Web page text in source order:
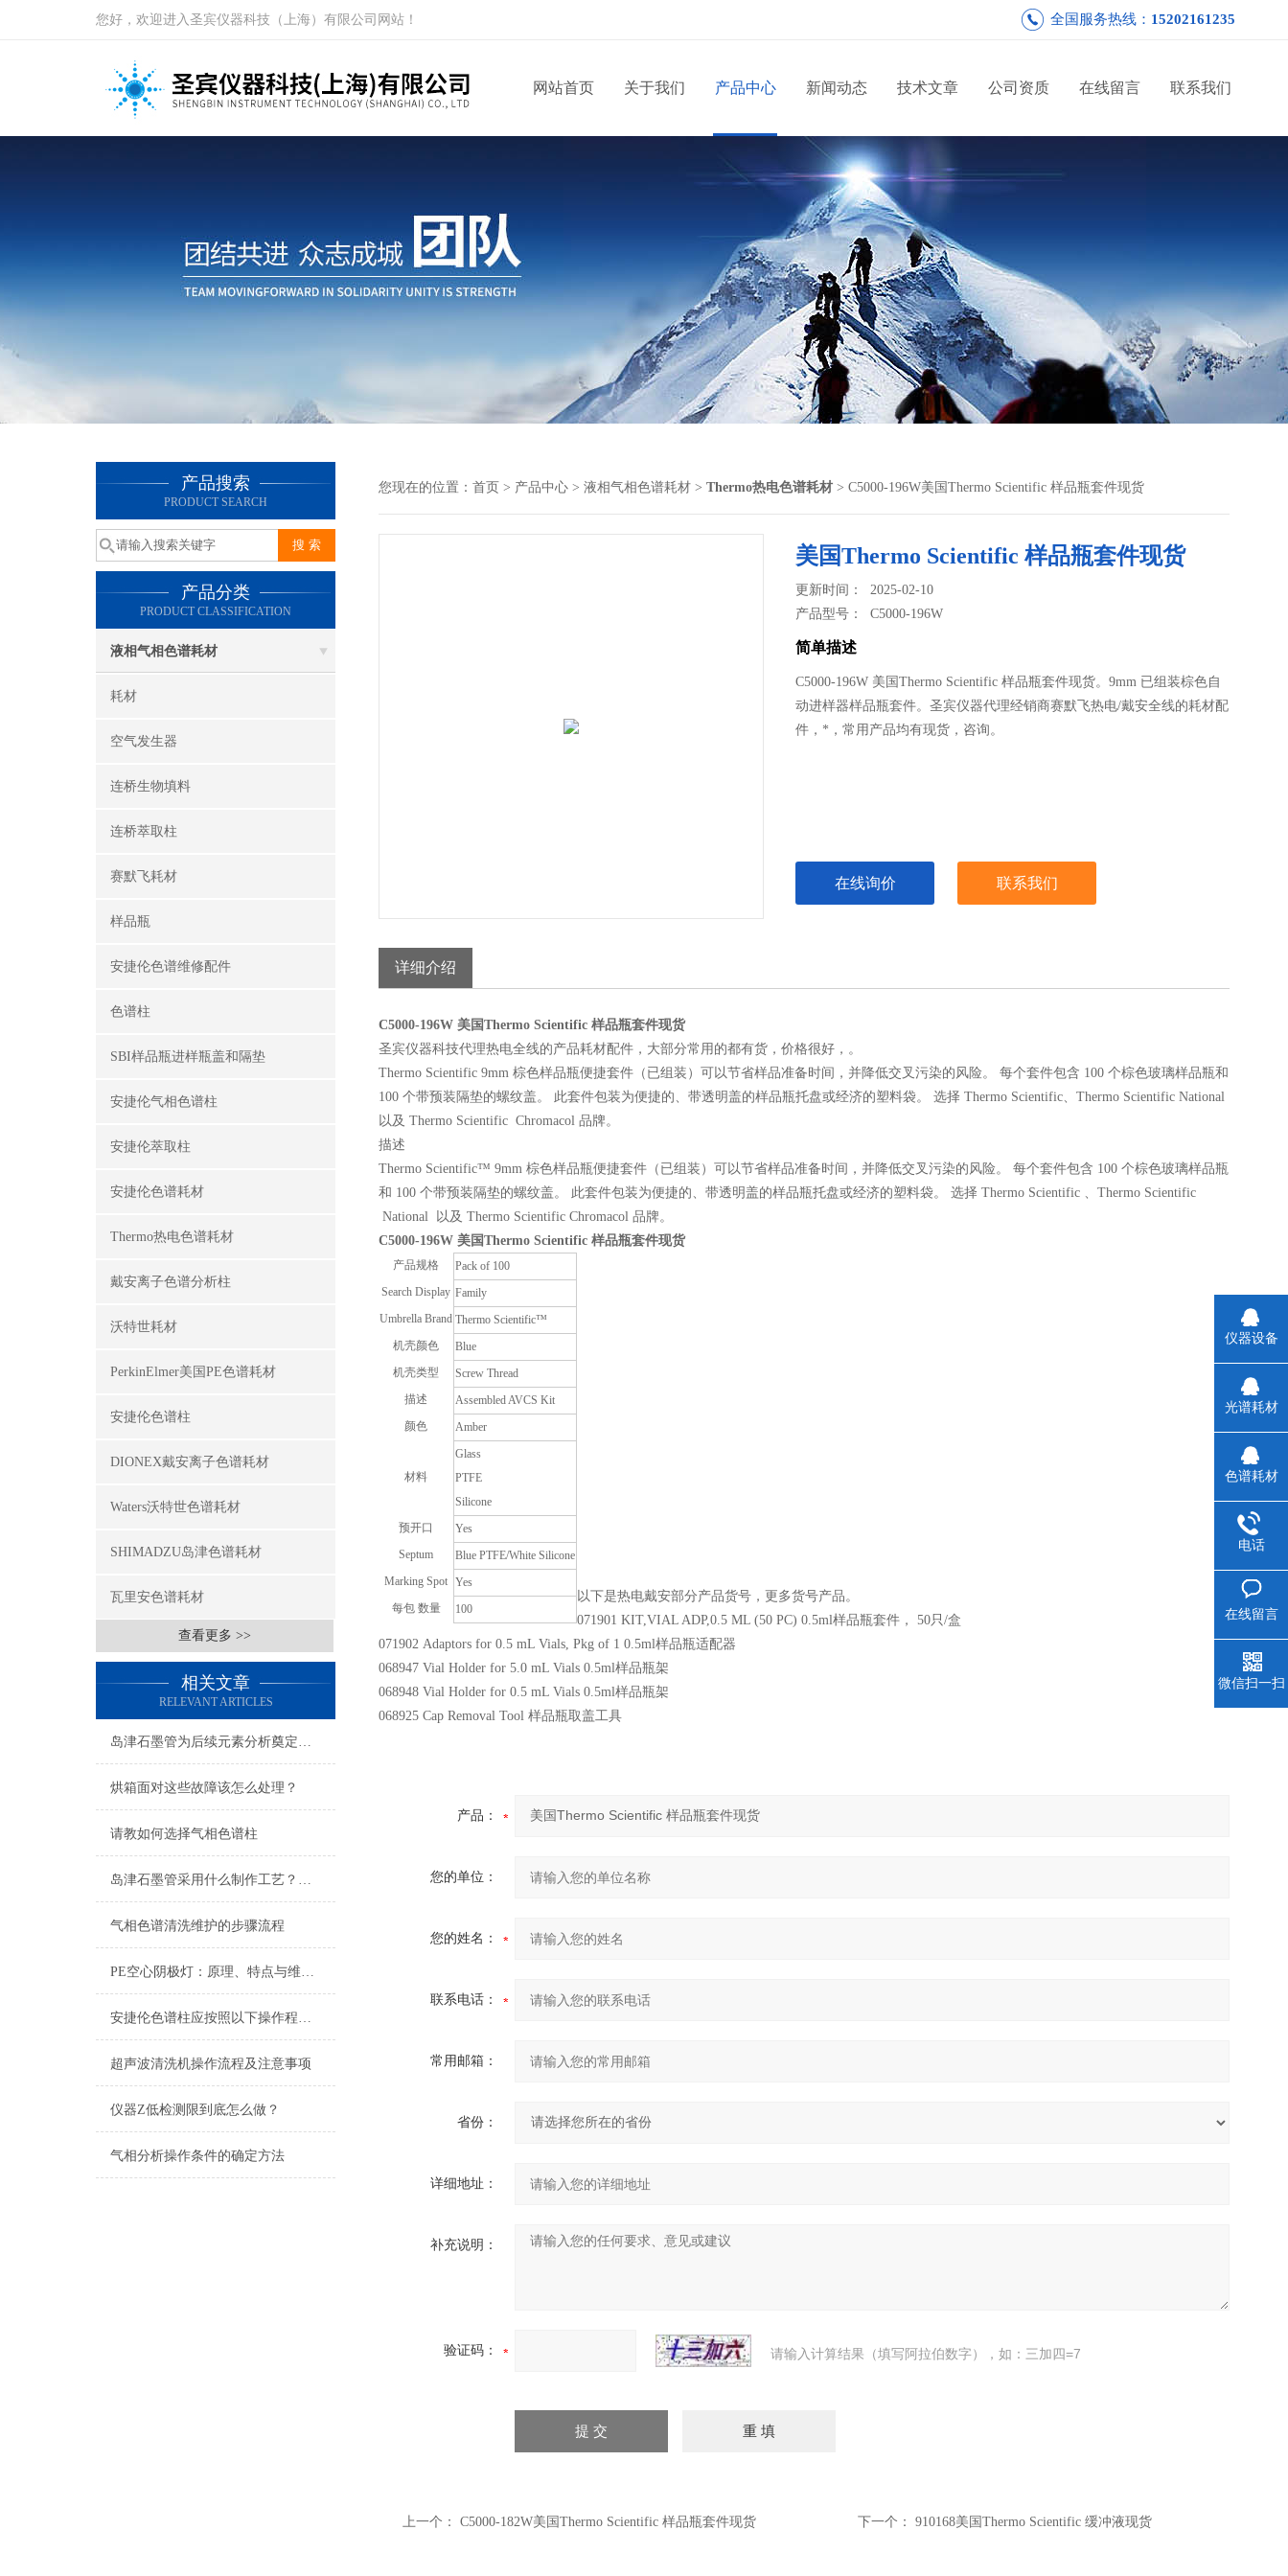
您好，欢迎进入圣宾仪器科技（上海）有限公司网站！ 全国服务热线： 15202161235
网站首页 关于我们 产品中心 新闻动态 技术文章 公司资质 在线留言 联系我们
产品搜索
PRODUCT SEARCH
产品分类
PRODUCT CLASSIFICATION
液相气相色谱耗材
耗材
空气发生器
连桥生物填料
连桥萃取柱
赛默飞耗材
样品瓶
安捷伦色谱维修配件
色谱柱
SBI样品瓶进样瓶盖和隔垫
安捷伦气相色谱柱
安捷伦萃取柱
安捷伦色谱耗材
Thermo热电色谱耗材
戴安离子色谱分析柱
沃特世耗材
PerkinElmer美国PE色谱耗材
安捷伦色谱柱
DIONEX戴安离子色谱耗材
Waters沃特世色谱耗材
SHIMADZU岛津色谱耗材
瓦里安色谱耗材
查看更多 >>
相关文章
RELEVANT ARTICLES
岛津石墨管为后续元素分析奠定基础
烘箱面对这些故障该怎么处理？
请教如何选择气相色谱柱
岛津石墨管采用什么制作工艺？一文就可以让你看懂
气相色谱清洗维护的步骤流程
PE空心阴极灯：原理、特点与维护指南
安捷伦色谱柱应按照以下操作程序进行维护
超声波清洗机操作流程及注意事项
仪器Z低检测限到底怎么做？
气相分析操作条件的确定方法
您现在的位置： 首页 > 产品中心 > 液相气相色谱耗材 > Thermo热电色谱耗材 > C5000-196W美国Thermo Scientific 样品瓶套件现货
美国Thermo Scientific 样品瓶套件现货
更新时间： 2025-02-10
产品型号：C5000-196W
简单描述
C5000-196W 美国Thermo Scientific 样品瓶套件现货。9mm 已组装棕色自
动进样器样品瓶套件。圣宾仪器代理经销商赛默飞热电/戴安全线的耗材配
件，*，常用产品均有现货，咨询。
在线询价 联系我们
详细介绍
C5000-196W 美国Thermo Scientific 样品瓶套件现货
圣宾仪器科技代理热电全线的产品耗材配件，大部分常用的都有货，价格很好，。
Thermo Scientific 9mm 棕色样品瓶便捷套件（已组装）可以节省样品准备时间，并降低交叉污染的风险。 每个套件包含 100 个棕色玻璃样品瓶和
100 个带预装隔垫的螺纹盖。 此套件包装为便捷的、带透明盖的样品瓶托盘或经济的塑料袋。 选择 Thermo Scientific、Thermo Scientific National
以及 Thermo Scientific Chromacol 品牌。
描述
Thermo Scientific™ 9mm 棕色样品瓶便捷套件（已组装）可以节省样品准备时间，并降低交叉污染的风险。 每个套件包含 100 个棕色玻璃样品瓶
和 100 个带预装隔垫的螺纹盖。 此套件包装为便捷的、带透明盖的样品瓶托盘或经济的塑料袋。 选择 Thermo Scientific 、Thermo Scientific
National 以及 Thermo Scientific Chromacol 品牌。
C5000-196W 美国Thermo Scientific 样品瓶套件现货
产品规格
Pack of 100
Search Display Family
Umbrella Brand Thermo Scientific™
机壳颜色
Blue
机壳类型
Screw Thread
描述
Assembled AVCS Kit
颜色
Amber
材料
Glass
PTFE
Silicone
预开口
Yes
Septum
Blue PTFE/White Silicone
Marking Spot Yes
每包 数量
100
以下是热电戴安部分产品货号，更多货号产品。
071901 KIT,VIAL ADP,0.5 ML (50 PC) 0.5ml样品瓶套件， 50只/盒
071902 Adaptors for 0.5 mL Vials, Pkg of 1 0.5ml样品瓶适配器
068947 Vial Holder for 5.0 mL Vials 0.5ml样品瓶架
068948 Vial Holder for 0.5 mL Vials 0.5ml样品瓶架
068925 Cap Removal Tool 样品瓶取盖工具
产品：
您的单位：
您的姓名：
联系电话：
常用邮箱：
省份：
详细地址：
补充说明：
验证码： 请输入计算结果（填写阿拉伯数字），如：三加四=7
上一个： C5000-182W美国Thermo Scientific 样品瓶套件现货 下一个： 910168美国Thermo Scientific 缓冲液现货
仪器设备
光谱耗材
色谱耗材
电话
在线留言
微信扫一扫